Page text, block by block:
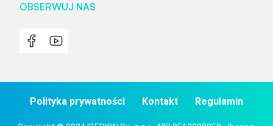
OBSERWUJ NAS
Polityka prywatności Kontakt Regulamin